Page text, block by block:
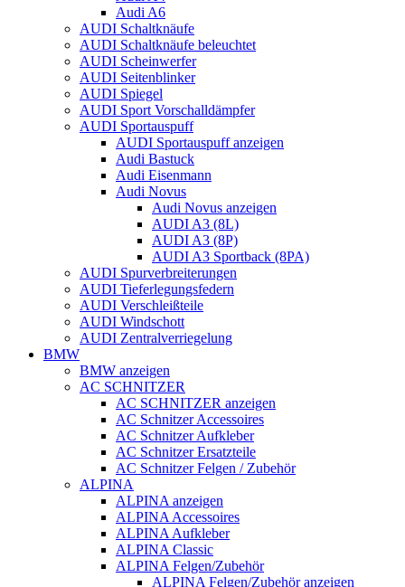
Audi A6
AUDI Schaltknäufe
AUDI Schaltknäufe beleuchtet
AUDI Scheinwerfer
AUDI Seitenblinker
AUDI Spiegel
AUDI Sport Vorschalldämpfer
AUDI Sportauspuff
AUDI Sportauspuff anzeigen
Audi Bastuck
Audi Eisenmann
Audi Novus
Audi Novus anzeigen
AUDI A3 (8L)
AUDI A3 (8P)
AUDI A3 Sportback (8PA)
AUDI Spurverbreiterungen
AUDI Tieferlegungsfedern
AUDI Verschleißteile
AUDI Windschott
AUDI Zentralverriegelung
BMW
BMW anzeigen
AC SCHNITZER
AC SCHNITZER anzeigen
AC Schnitzer Accessoires
AC Schnitzer Aufkleber
AC Schnitzer Ersatzteile
AC Schnitzer Felgen / Zubehör
ALPINA
ALPINA anzeigen
ALPINA Accessoires
ALPINA Aufkleber
ALPINA Classic
ALPINA Felgen/Zubehör
ALPINA Felgen/Zubehör anzeigen